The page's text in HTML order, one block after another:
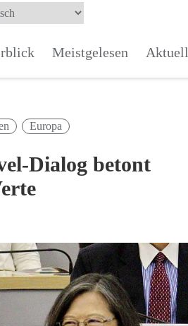
Meistgelesen Aktuell
Europa
Dialog betont